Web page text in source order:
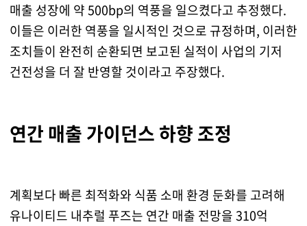
매출 성장에 약 500bp의 역풍을 일으켰다고 추정했다.
이들은 이러한 역풍을 일시적인 것으로 규정하며, 이러한
조치들이 완전히 순환되면 보고된 실적이 사업의 기저
건전성을 더 잘 반영할 것이라고 주장했다.
연간 매출 가이던스 하향 조정
계획보다 빠른 최적화와 식품 소매 환경 둔화를 고려해
유나이티드 내추럴 푸즈는 연간 매출 전망을 310억